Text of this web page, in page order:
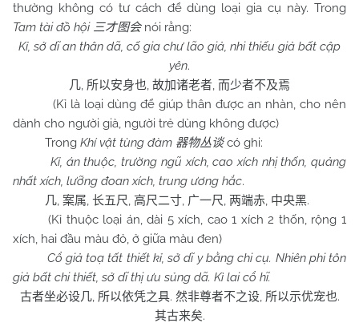
thường không có tư cách để dùng loại gia cụ này. Trong
Tam tài đồ hội 三才图会nói rằng:
Kỉ, sở dĩ an thân dã, cố gia chư lão giả, nhi thiếu giả bất cập
yên.
几, 所以安身也, 故加诸老者, 而少者不及焉
(Kỉ là loại dùng để giúp thân được an nhàn, cho nên
dành cho người già, người trẻ dùng không được)
Trong Khí vật tùng đàm 器物丛谈có ghi:
Kỉ, án thuộc, trường ngũ xích, cao xích nhị thốn, quảng
nhất xích, lưỡng đoan xích, trung ương hắc.
几, 案属, 长五尺, 高尺二寸, 广一尺, 两端赤, 中央黑.
(Kỉ thuộc loại án, dài 5 xích, cao 1 xích 2 thốn, rộng 1
xích, hai đầu màu đỏ, ở giữa màu đen)
Cổ giả toạ tất thiết kỉ, sở dĩ y bằng chi cụ. Nhiên phi tôn
giả bất chi thiết, sở dĩ thị ưu sủng dã. Kì lai cổ hĩ.
古者坐必设几, 所以依凭之具. 然非尊者不之设, 所以示优宠也.
其古来矣.